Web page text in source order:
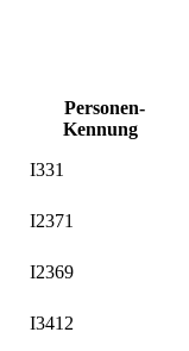
Personen-
Kennung
I331
I2371
I2369
I3412